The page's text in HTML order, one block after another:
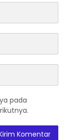
pada